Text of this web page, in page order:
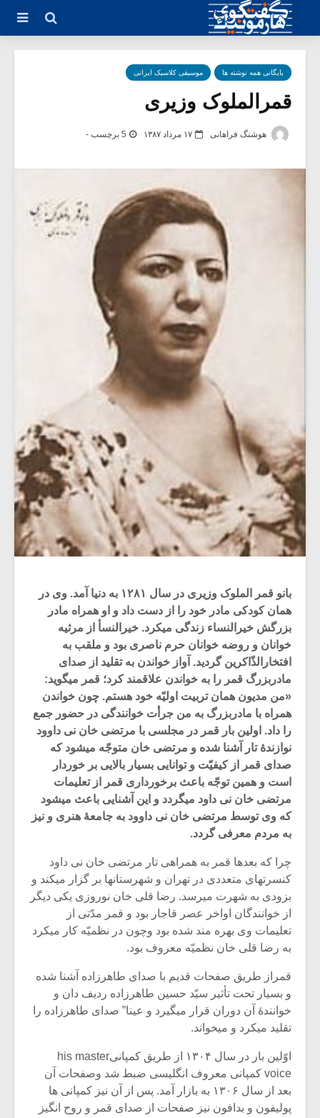
بایگانی همه نوشته ها موسیقی کلاسیک ایرانی
قمرالملوک وزیری
هوشنگ فراهانی ۱۷ مرداد ۱۳۸۷ 5 برچسب -
بانو قمر الملوک وزیری در سال ۱۲۸۱ به دنیا آمد. وی در
همان کودکی مادر خود را از دست داد و او همراه مادر
بزرگش خیرالنساء زندگی میکرد. خیرالنسأ از مرثیه
خوانان و روضه خوانان حرم ناصری بود و ملقب به
افتخارالذّاکرین گردید. آواز خواندن به تقلید از صدای
مادربزرگ قمر را به خواندن علاقمند کرد؛ قمر میگوید:
«من مدیون همان تربیت اولیّه خود هستم. چون خواندن
همراه با مادربزرگ به من جرأت خوانندگی در حضور جمع
را داد. اولین بار قمر در مجلسی با مرتضی خان نی داوود
نوازندۀ تار آشنا شده و مرتضی خان متوجّه میشود که
صدای قمر از کیفیّت و توانایی بسیار بالایی بر خوردار
است و همین توجّه باعث برخورداری قمر از تعلیمات
مرتضی خان نی داود میگردد و این آشنایی باعث میشود
که وی توسط مرتضی خان نی داوود به جامعۀ هنری و نیز
به مردم معرفی گردد.
چرا که بعدها قمر به همراهی تار مرتضی خان نی داود
کنسرتهای متعددی در تهران و شهرستانها بر گزار میکند و
بزودی به شهرت میرسد. رضا قلی خان نوروزی یکی دیگر
از خوانندگان اواخر عصر قاجار بود و قمر مدّتی از
تعلیمات وی بهره مند شده بود وچون در نظمیّه کار میکرد
به رضا قلی خان نظمیّه معروف بود.
قمراز طریق صفحات قدیم با صدای طاهرزاده آشنا شده
و بسیار تحت تأثیر سیّد حسین طاهرزاده ردیف دان و
خوانندۀ آن دوران قرار میگیرد و عینا” صدای طاهرزاده را
تقلید میکرد و میخواند.
اوّلین بار در سال ۱۳۰۴ از طریق کمپانیhis master
voice کمپانی معروف انگلیسی ضبط شد وصفحات آن
بعد از سال ۱۳۰۶ به بازار آمد. پس از آن نیز کمپانی ها
پولیفون و بدافون نیز صفحات از صدای قمر و روح انگیز
میکلوش روژا
یادداشتی بر موسیقی
متن فیلم «متری
اگر نمی توانی
مشهورترین باشی،
بدنام ترین باش
دوره
برگزار
سکانسی
موسیقی